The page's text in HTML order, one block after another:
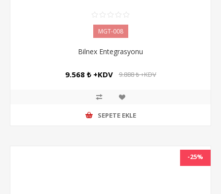
MGT-008
Bilnex Entegrasyonu
9.568 ₺ +KDV 9.888 ₺ +KDV
SEPETE EKLE
-25%